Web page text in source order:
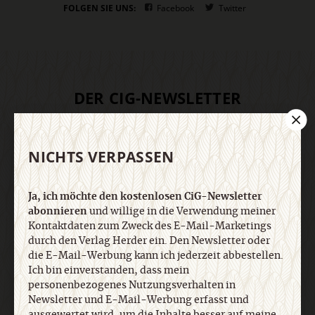
FOLGEN SIE UNS: Facebook Twitter
DER CIG-NEWSLETTER
Ja, ich möchte den kostenlosen CiG-Newsletter
abonnierenund willige in die Verwendung meiner
Kontaktdaten zum Zweck des E-Mail-Marketings
durch den Verlag Herder ein. Den Newsletter oder
die E-Mail-Werbung kann ich jederzeit abbestellen.
Ich bin einverstanden, dass mein
personenbezogenes Nutzungsverhalten in
Newsletter und E-Mail-Werbung erfasst und
ausgewertet wird, um die Inhalte besser auf meine
Interessen auszurichten. Über einen Link in
Newsletter oder E-Mail kann ich diese Funktion
jederzeit ausschalten. Weiterführende
NICHTS VERPASSEN
Ja, ich möchte den kostenlosen CiG-Newsletter
abonnierenund willige in die Verwendung meiner
Kontaktdaten zum Zweck des E-Mail-Marketings
durch den Verlag Herder ein. Den Newsletter oder
die E-Mail-Werbung kann ich jederzeit abbestellen.
Ich bin einverstanden, dass mein
personenbezogenes Nutzungsverhalten in
Newsletter und E-Mail-Werbung erfasst und